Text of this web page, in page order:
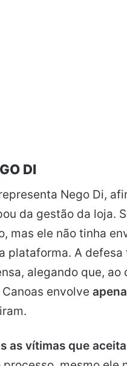
DI
Nego Di,
da gestão da loja.
mas ele não tinha
plataforma. A
alegando que,
envolve
as vítimas que